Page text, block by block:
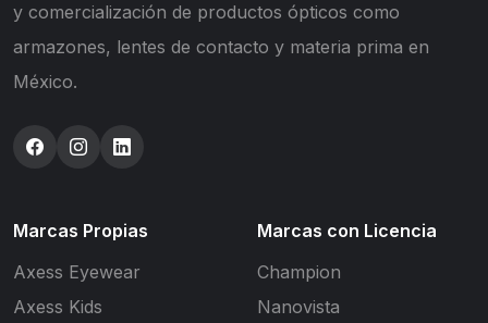
y comercialización de productos ópticos como
armazones, lentes de contacto y materia prima en
México.
Marcas Propias
Axess Eyewear
Axess Kids
Marcas con Licencia
Champion
Nanovista